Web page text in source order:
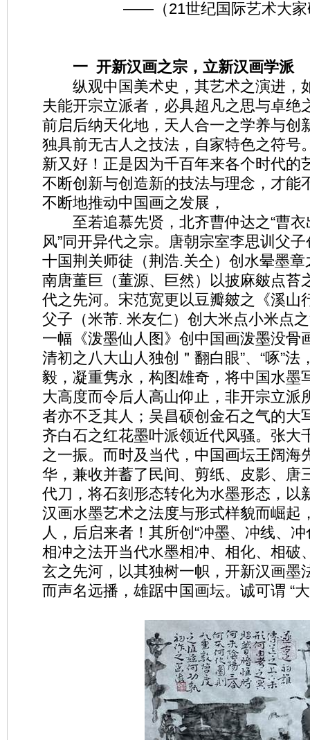
——（21世纪国际艺术大家
一 开新汉画之宗，立新汉画学派
纵观中国美术史，其艺术之演进，
夫能开宗立派者，必具超凡之思与卓绝
前启后纳天化地，天人合一之学养与创
独具前无古人之技法，自家特色之符号
新又好！正是因为千百年来各个时代的
不断创新与创造新的技法与理念，才能
不断地推动中国画之发展，
至若追慕先贤，北齐曹仲达之“曹衣
风”同开异代之宗。唐朝宗室李思训父
十国荆关师徒（荆浩.关仝）创水晕墨
南唐董巨（董源、巨然）以披麻皴点苔
代之先河。宋范宽更以豆瓣皴之《溪山
父子（米芾. 米友仁）创大米点小米点
一幅《泼墨仙人图》创中国画泼墨没
清初之八大山人独创＂翻白眼”、“啄”
毅，凝重隽永，构图雄奇，将中国水墨
大高度而令后人高山仰止，非开宗立派
者亦不乏其人；吴昌硕创金石之气的大
齐白石之红花墨叶派领近代风骚。张大
之一振。而时及当代，中国画坛王阔海
华，兼收并蓄了民间、剪纸、皮影、唐
代刀，将石刻形态转化为水墨形态，以
汉画水墨艺术之法度与形式样貌而崛起
人，后启来者！其所创“冲墨、冲线、
相冲之法开当代水墨相冲、相化、相破
玄之先河，以其独树一帜，开新汉画墨
而声名远播，雄踞中国画坛。诚可谓 “